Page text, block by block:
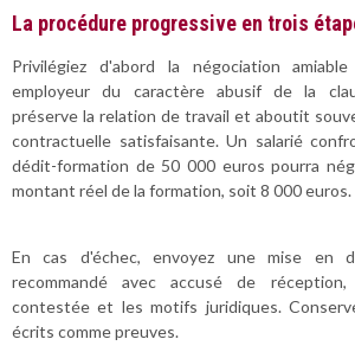
La procédure progressive en trois
Privilégiez d'abord la négociation
employeur du caractère abusif de la
préserve la relation de travail et aboutit
contractuelle satisfaisante. Un salarié
dédit-formation de 50 000 euros pourra
montant réel de la formation, soit 8 000 euros.
En cas d'échec, envoyez une mise en
recommandé avec accusé de
contestée et les motifs juridiques.
écrits comme preuves.